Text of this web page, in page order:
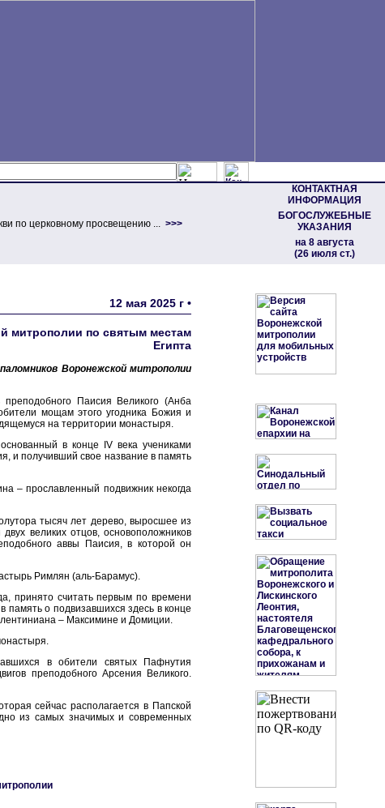
КОНТАКТНАЯ
ИНФОРМАЦИЯ
БОГОСЛУЖЕБНЫЕ
УКАЗАНИЯ
на 8 августа
(26 июля ст.)
по церковному просвещению ... >>>
12 мая 2025 г •
митрополии по святым местам
Египта
Воронежской митрополии
Паисия Великого (Анба
мощам этого угодника Божия и
на территории монастыря.
в конце IV века учениками
и получивший свое название в память
– прославленный подвижник некогда
тысяч лет дерево, выросшее из
великих отцов, основоположников
аввы Паисия, в которой он
Римлян (аль-Барамус).
принято считать первым по времени
память о подвизавшихся здесь в конце
– Максимине и Домиции.
в обители святых Пафнутия
преподобного Арсения Великого.
сейчас располагается в Папской
из самых значимых и современных